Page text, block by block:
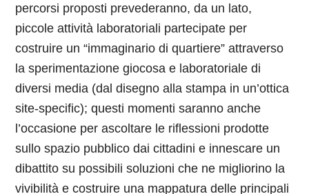
percorsi proposti prevederanno, da un lato,
piccole attività laboratoriali partecipate per
costruire un “immaginario di quartiere” attraverso
la sperimentazione giocosa e laboratoriale di
diversi media (dal disegno alla stampa in un’ottica
site-specific); questi momenti saranno anche
l’occasione per ascoltare le riflessioni prodotte
sullo spazio pubblico dai cittadini e innescare un
dibattito su possibili soluzioni che ne migliorino la
vivibilità e costruire una mappatura delle principali